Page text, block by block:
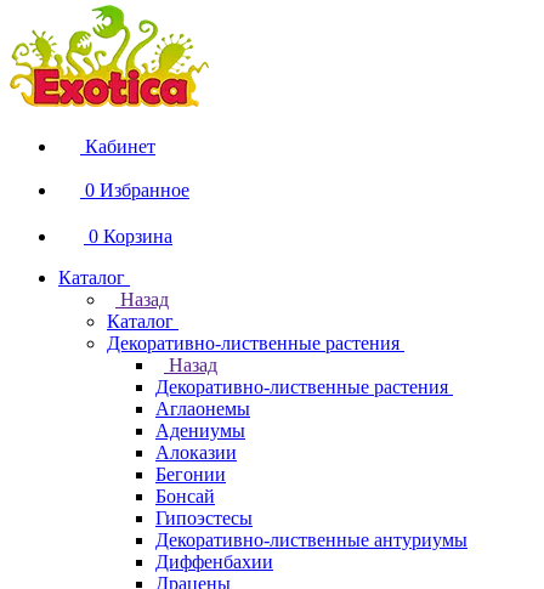
Кабинет
0 Избранное
0 Корзина
Каталог
Назад
Каталог
Декоративно-лиственные растения
Назад
Декоративно-лиственные растения
Аглаонемы
Адениумы
Алоказии
Бегонии
Бонсай
Гипоэстесы
Декоративно-лиственные антуриумы
Диффенбахии
Драцены